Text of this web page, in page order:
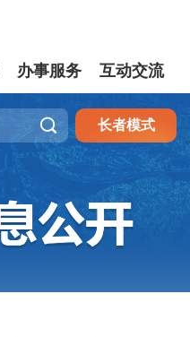
办事服务 互动交流
 长者模式